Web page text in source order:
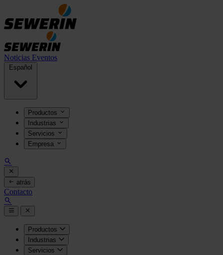
Noticias Eventos
Español
Productos
Industrias
Servicios
Empresa
atrás
Contacto
Productos
Industrias
Servicios